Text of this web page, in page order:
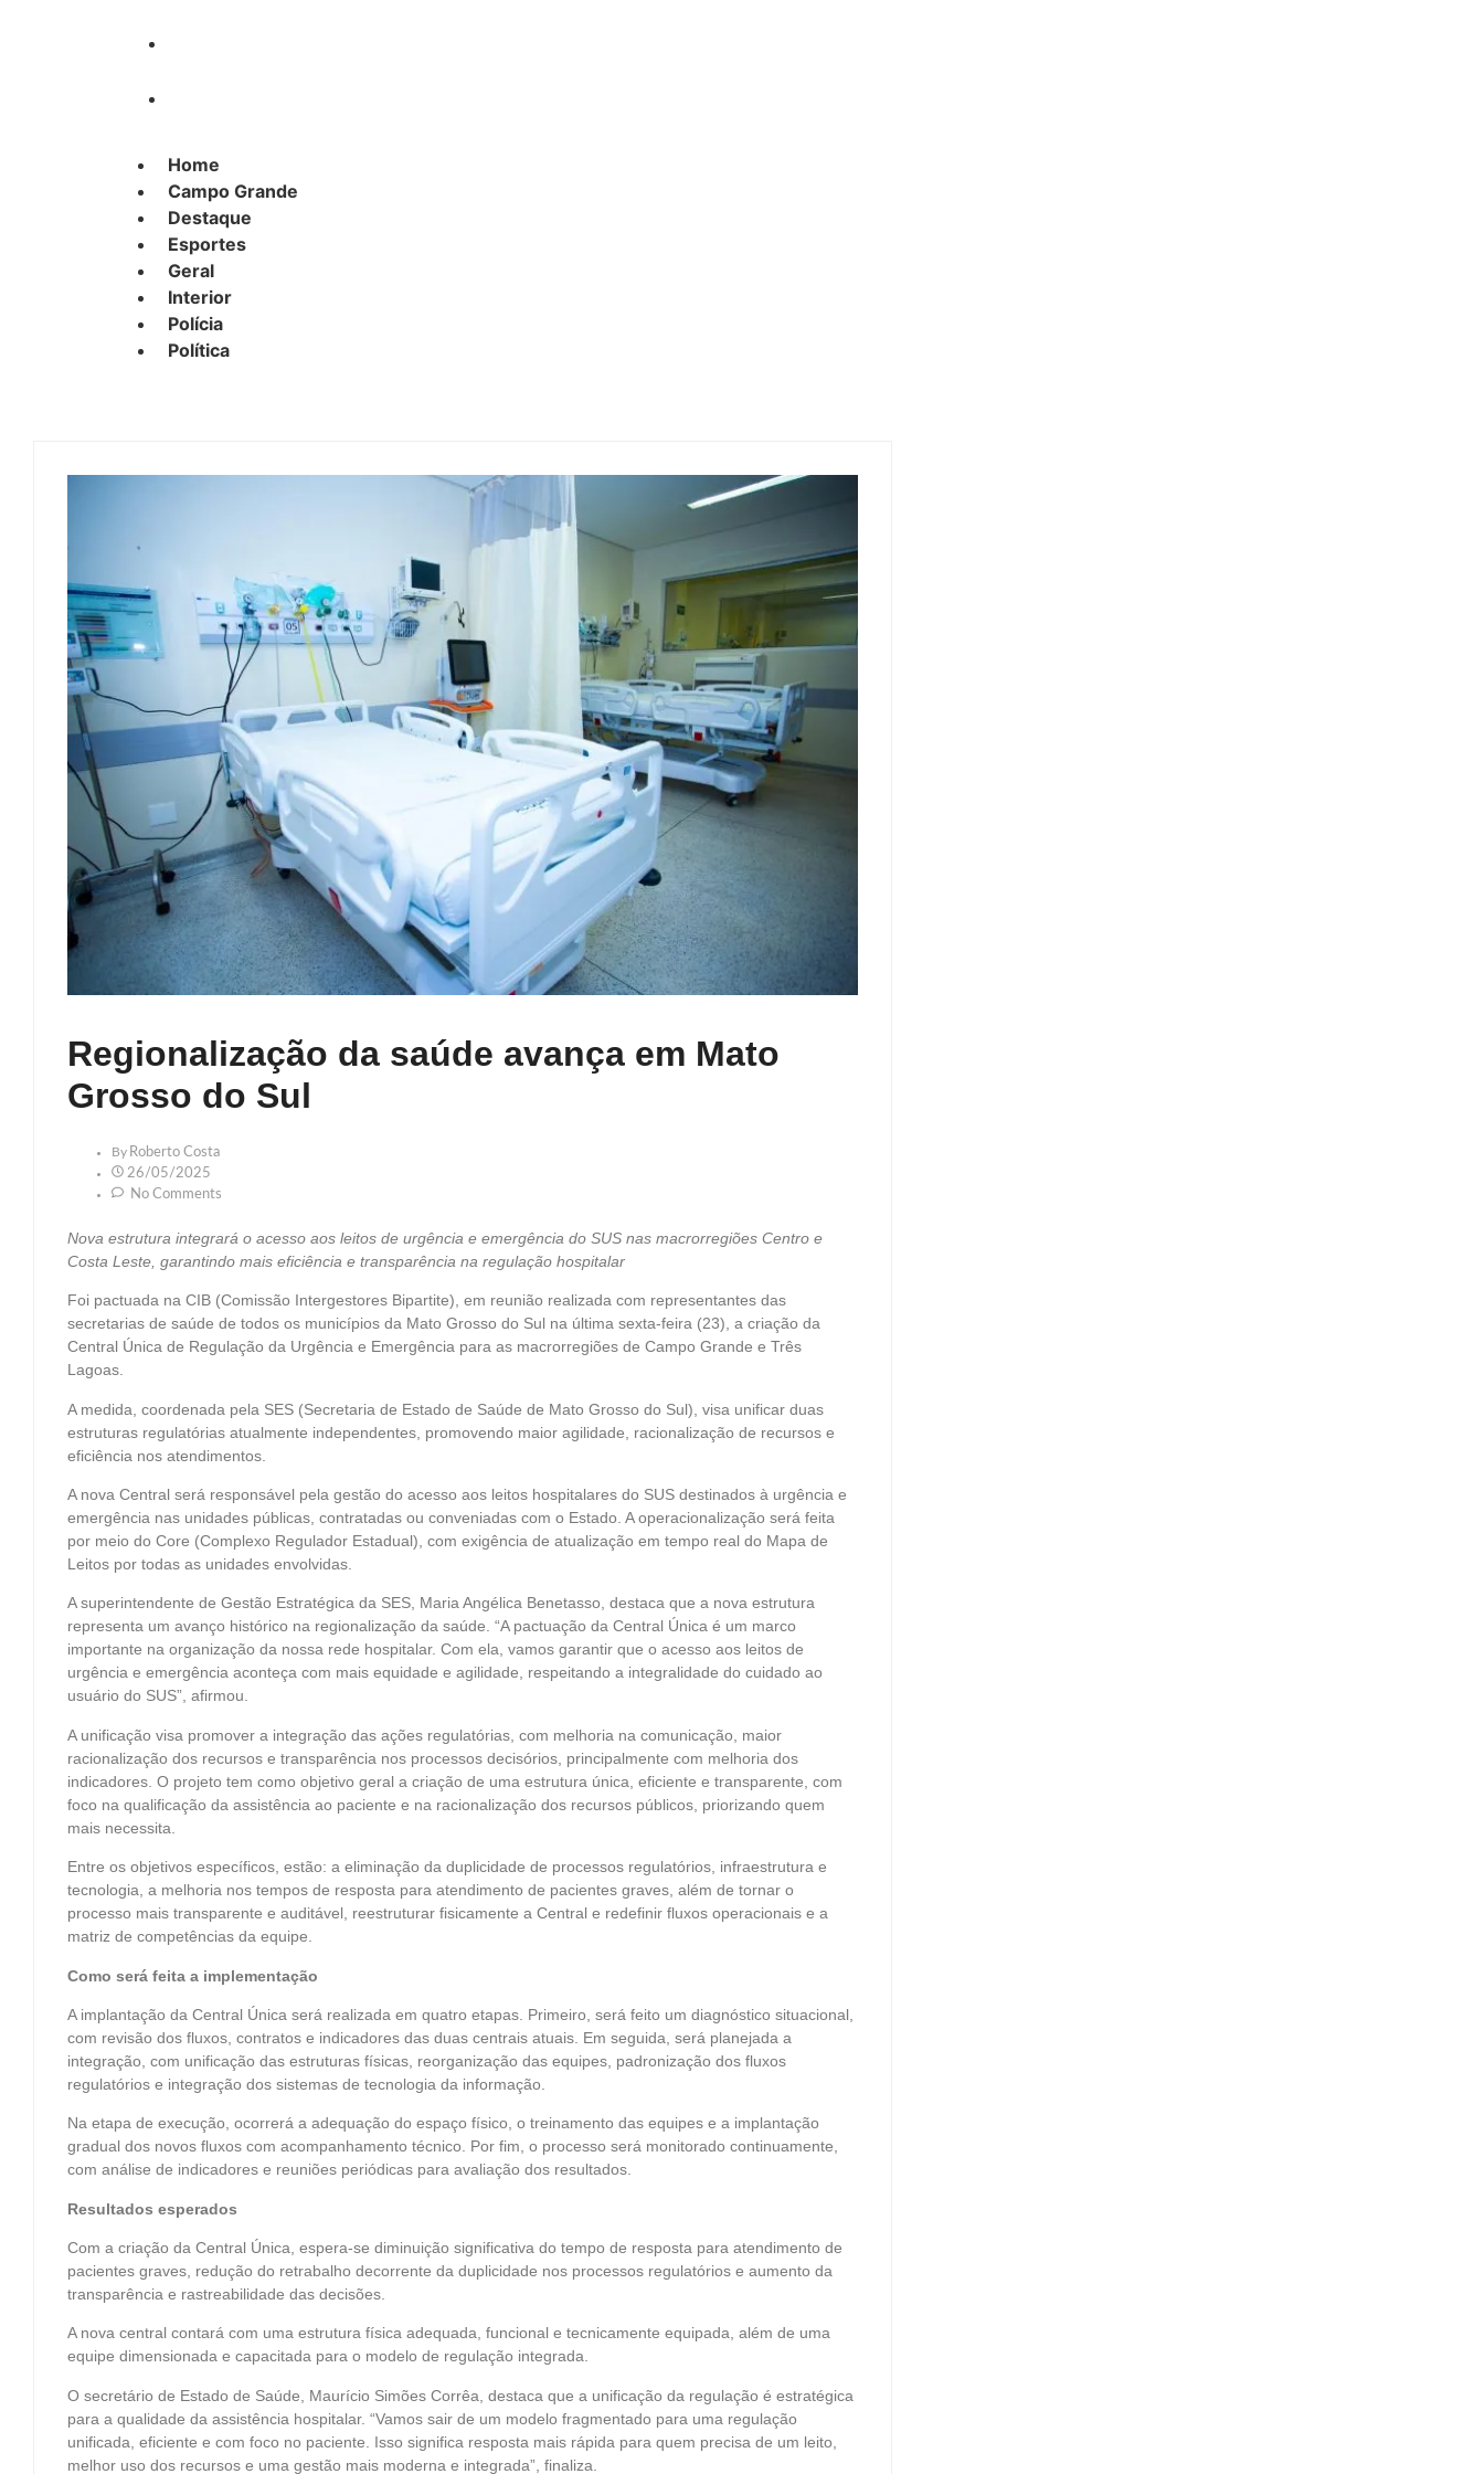
Home
Campo Grande
Destaque
Esportes
Geral
Interior
Polícia
Política
Regionalização da saúde avança em Mato
Grosso do Sul
By Roberto Costa
26/05/2025
No Comments
Nova estrutura integrará o acesso aos leitos de urgência e emergência do SUS nas macrorregiões Centro e
Costa Leste, garantindo mais eficiência e transparência na regulação hospitalar
Foi pactuada na CIB (Comissão Intergestores Bipartite), em reunião realizada com representantes das
secretarias de saúde de todos os municípios da Mato Grosso do Sul na última sexta-feira (23), a criação da
Central Única de Regulação da Urgência e Emergência para as macrorregiões de Campo Grande e Três
Lagoas.
A medida, coordenada pela SES (Secretaria de Estado de Saúde de Mato Grosso do Sul), visa unificar duas
estruturas regulatórias atualmente independentes, promovendo maior agilidade, racionalização de recursos e
eficiência nos atendimentos.
A nova Central será responsável pela gestão do acesso aos leitos hospitalares do SUS destinados à urgência e
emergência nas unidades públicas, contratadas ou conveniadas com o Estado. A operacionalização será feita
por meio do Core (Complexo Regulador Estadual), com exigência de atualização em tempo real do Mapa de
Leitos por todas as unidades envolvidas.
A superintendente de Gestão Estratégica da SES, Maria Angélica Benetasso, destaca que a nova estrutura
representa um avanço histórico na regionalização da saúde. “A pactuação da Central Única é um marco
importante na organização da nossa rede hospitalar. Com ela, vamos garantir que o acesso aos leitos de
urgência e emergência aconteça com mais equidade e agilidade, respeitando a integralidade do cuidado ao
usuário do SUS”, afirmou.
A unificação visa promover a integração das ações regulatórias, com melhoria na comunicação, maior
racionalização dos recursos e transparência nos processos decisórios, principalmente com melhoria dos
indicadores. O projeto tem como objetivo geral a criação de uma estrutura única, eficiente e transparente, com
foco na qualificação da assistência ao paciente e na racionalização dos recursos públicos, priorizando quem
mais necessita.
Entre os objetivos específicos, estão: a eliminação da duplicidade de processos regulatórios, infraestrutura e
tecnologia, a melhoria nos tempos de resposta para atendimento de pacientes graves, além de tornar o
processo mais transparente e auditável, reestruturar fisicamente a Central e redefinir fluxos operacionais e a
matriz de competências da equipe.
Como será feita a implementação
A implantação da Central Única será realizada em quatro etapas. Primeiro, será feito um diagnóstico situacional,
com revisão dos fluxos, contratos e indicadores das duas centrais atuais. Em seguida, será planejada a
integração, com unificação das estruturas físicas, reorganização das equipes, padronização dos fluxos
regulatórios e integração dos sistemas de tecnologia da informação.
Na etapa de execução, ocorrerá a adequação do espaço físico, o treinamento das equipes e a implantação
gradual dos novos fluxos com acompanhamento técnico. Por fim, o processo será monitorado continuamente,
com análise de indicadores e reuniões periódicas para avaliação dos resultados.
Resultados esperados
Com a criação da Central Única, espera-se diminuição significativa do tempo de resposta para atendimento de
pacientes graves, redução do retrabalho decorrente da duplicidade nos processos regulatórios e aumento da
transparência e rastreabilidade das decisões.
A nova central contará com uma estrutura física adequada, funcional e tecnicamente equipada, além de uma
equipe dimensionada e capacitada para o modelo de regulação integrada.
O secretário de Estado de Saúde, Maurício Simões Corrêa, destaca que a unificação da regulação é estratégica
para a qualidade da assistência hospitalar. “Vamos sair de um modelo fragmentado para uma regulação
unificada, eficiente e com foco no paciente. Isso significa resposta mais rápida para quem precisa de um leito,
melhor uso dos recursos e uma gestão mais moderna e integrada”, finaliza.